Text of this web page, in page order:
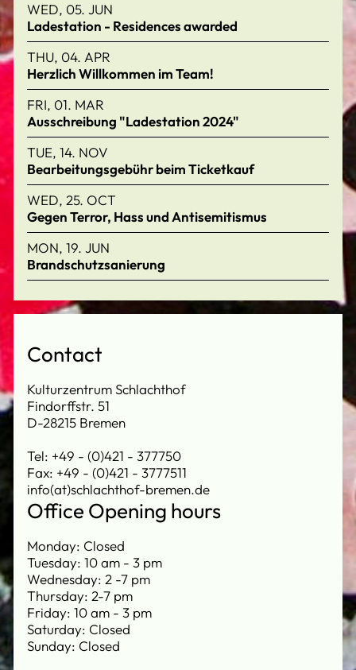
WED, 05. JUN
Ladestation - Residences awarded
THU, 04. APR
Herzlich Willkommen im Team!
FRI, 01. MAR
Ausschreibung "Ladestation 2024"
TUE, 14. NOV
Bearbeitungsgebühr beim Ticketkauf
WED, 25. OCT
Gegen Terror, Hass und Antisemitismus
MON, 19. JUN
Brandschutzsanierung
Contact
Kulturzentrum Schlachthof
Findorffstr. 51
D-28215 Bremen
Tel: +49 - (0)421 - 377750
Fax: +49 - (0)421 - 3777511
info(at)schlachthof-bremen.de
Office Opening hours
Monday: Closed
Tuesday: 10 am - 3 pm
Wednesday: 2 -7 pm
Thursday: 2-7 pm
Friday: 10 am - 3 pm
Saturday: Closed
Sunday: Closed